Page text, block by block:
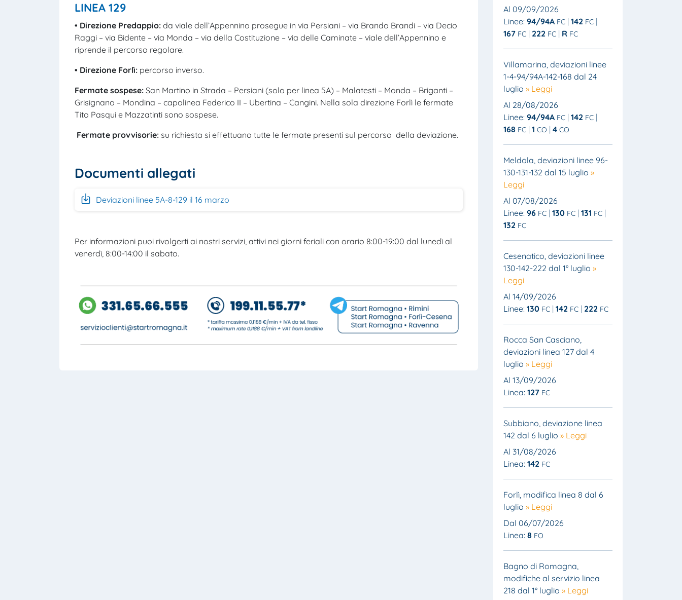
LINEA 129
• Direzione Predappio: da viale dell’Appennino prosegue in via Persiani – via Brando Brandi – via Decio
Raggi – via Bidente – via Monda – via della Costituzione – via delle Caminate – viale dell’Appennino e
riprende il percorso regolare.
• Direzione Forlì: percorso inverso.
Fermate sospese: San Martino in Strada – Persiani (solo per linea 5A) – Malatesti – Monda – Briganti –
Grisignano – Mondina – capolinea Federico II – Ubertina – Cangini. Nella sola direzione Forlì le fermate
Tito Pasqui e Mazzatinti sono sospese.
Fermate provvisorie: su richiesta si effettuano tutte le fermate presenti sul percorso della deviazione.
Documenti allegati
Deviazioni linee 5A-8-129 il 16 marzo
Per informazioni puoi rivolgerti ai nostri servizi, attivi nei giorni feriali con orario 8:00-19:00 dal lunedì al
venerdì, 8:00-14:00 il sabato.
Al 09/09/2026
Linee: 94/94A FC 142 FC
167 FC 222 FC R FC
Villamarina, deviazioni linee
1-4-94/94A-142-168 dal 24
luglio » Leggi
Al 28/08/2026
Linee: 94/94A FC 142 FC
168 FC 1 CO 4 CO
Meldola, deviazioni linee 96-
130-131-132 dal 15 luglio »
Leggi
Al 07/08/2026
Linee: 96 FC 130 FC 131 FC
132 FC
Cesenatico, deviazioni linee
130-142-222 dal 1° luglio »
Leggi
Al 14/09/2026
Linee: 130 FC 142 FC 222 FC
Rocca San Casciano,
deviazioni linea 127 dal 4
luglio » Leggi
Al 13/09/2026
Linea: 127 FC
Subbiano, deviazione linea
142 dal 6 luglio » Leggi
Al 31/08/2026
Linea: 142 FC
Forlì, modifica linea 8 dal 6
luglio » Leggi
Dal 06/07/2026
Linea: 8 FO
Bagno di Romagna,
modifiche al servizio linea
218 dal 1° luglio » Leggi